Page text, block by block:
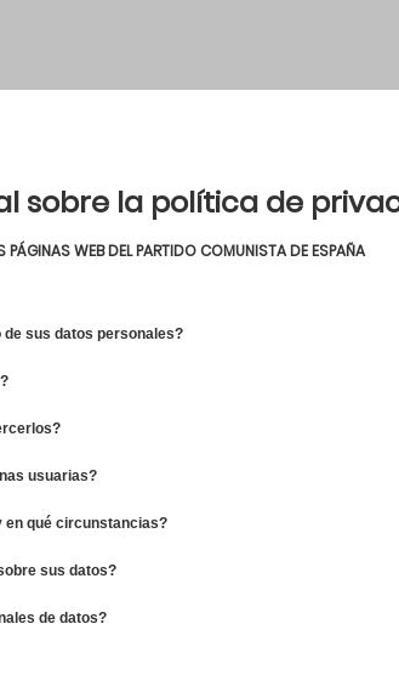
sobre la política de
PÁGINAS WEB DEL PARTIDO COMUNISTA DE ESPAÑA
sus datos personales?
usuarias?
en qué circunstancias?
sus datos?
de datos?